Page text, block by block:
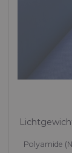
Polyamide